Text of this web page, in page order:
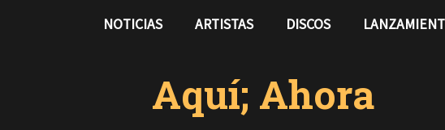
NOTICIAS ARTISTAS DISCOS
Aquí; Ahora